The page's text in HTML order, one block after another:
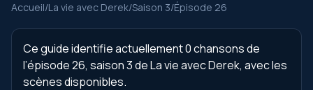
Accueil/La vie avec Derek/Saison 3/Épisode 26
Ce guide identifie actuellement 0 chansons de
l’épisode 26, saison 3 de La vie avec Derek, avec les
scènes disponibles.